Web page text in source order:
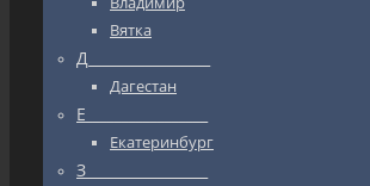
Вятка
Д_________________
Дагестан
Е_________________
Екатеринбург
З_________________